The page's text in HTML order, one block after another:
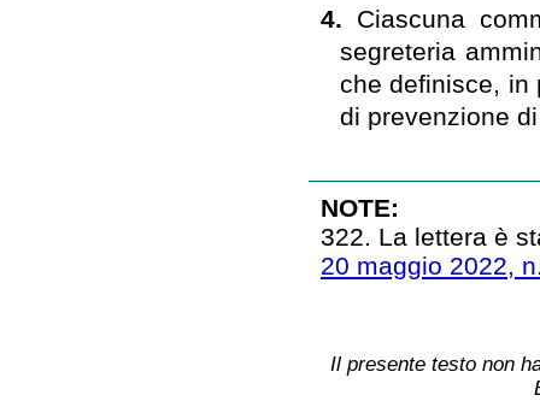
4. Ciascuna
segreteria
che definisce, in
di prevenzione
NOTE:
322. La lettera è
20 maggio 2022,
Il presente testo non